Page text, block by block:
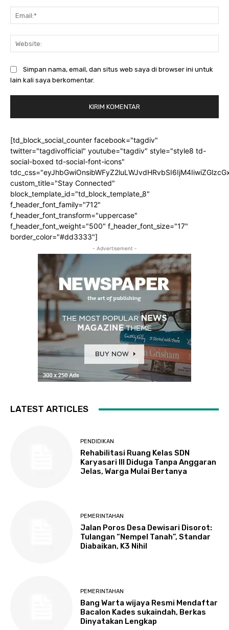
Simpan nama, email, dan situs web saya di browser ini untuk
lain kali saya berkomentar.
[td_block_social_counter facebook="tagdiv"
twitter="tagdivofficial" youtube="tagdiv" style="style8 td-
social-boxed td-social-font-icons"
custom_title="Stay Connected"
block_template_id="td_block_template_8"
f_header_font_family="712"
f_header_font_transform="uppercase"
f_header_font_weight="500" f_header_font_size="17"
border_color="#dd3333"]
- Advertisement -
LATEST ARTICLES
PENDIDIKAN
Rehabilitasi Ruang Kelas SDN
Karyasari III Diduga Tanpa Anggaran
Jelas, Warga Mulai Bertanya
PEMERINTAHAN
Jalan Poros Desa Dewisari Disorot:
Tulangan “Nempel Tanah”, Standar
Diabaikan, K3 Nihil
PEMERINTAHAN
Bang Warta wijaya Resmi Mendaftar
Bacalon Kades sukaindah, Berkas
Dinyatakan Lengkap